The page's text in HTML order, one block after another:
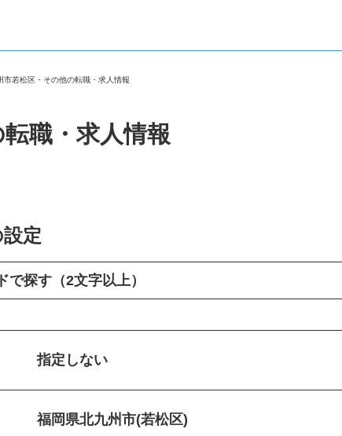
市若松区・その他の転職・求人情報
職・求人情報
設定
指定しない
福岡県北九州市(若松区)